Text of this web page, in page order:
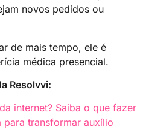
novos pedidos ou
de mais tempo, ele é
médica presencial.
Resolvvi:
internet? Saiba o que fazer
para transformar auxílio